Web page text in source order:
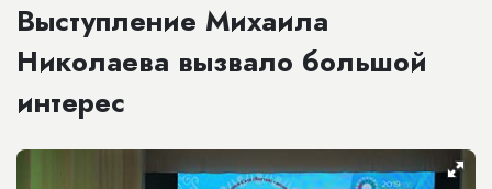
Выступление Михаила
Николаева вызвало большой
интерес